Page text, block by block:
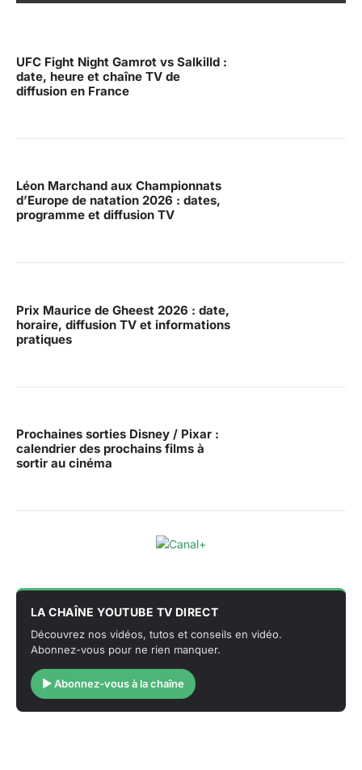
UFC Fight Night Gamrot vs Salkilld :
date, heure et chaîne TV de
diffusion en France
Léon Marchand aux Championnats
d’Europe de natation 2026 : dates,
programme et diffusion TV
Prix Maurice de Gheest 2026 : date,
horaire, diffusion TV et informations
pratiques
Prochaines sorties Disney / Pixar :
calendrier des prochains films à
sortir au cinéma
LA CHAÎNE YOUTUBE TV DIRECT
Découvrez nos vidéos, tutos et conseils en vidéo.
Abonnez-vous pour ne rien manquer.
▶ Abonnez-vous à la chaîne